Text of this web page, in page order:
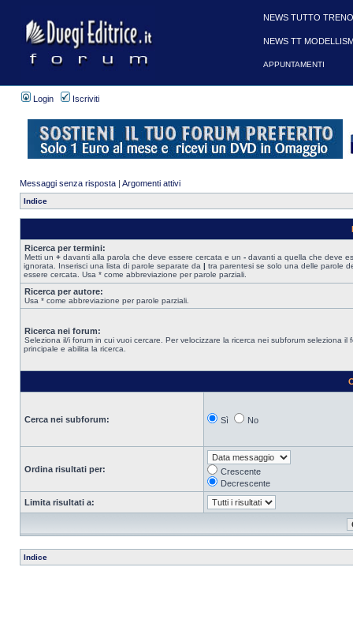
Login Iscriviti
Messaggi senza risposta | Argomenti attivi
Indice
Ricerca per termini:
Metti un + davanti alla parola che deve essere cercata e un - davanti a quella che deve
ignorata. Inserisci una lista di parole separate da | tra parentesi se solo una delle parole
essere cercata. Usa * come abbreviazione per parole parziali.
Ricerca per autore:
Usa * come abbreviazione per parole parziali.
Ricerca nei forum:
Seleziona il/i forum in cui vuoi cercare. Per velocizzare la ricerca nei subforum seleziona il
principale e abilita la ricerca.
Cerca nei subforum: Sì No
Ordina risultati per:
Crescente
Decrescente
Limita risultati a:
Indice
NEWS TUTTO
NEWS TT
APPUNTAMENTI